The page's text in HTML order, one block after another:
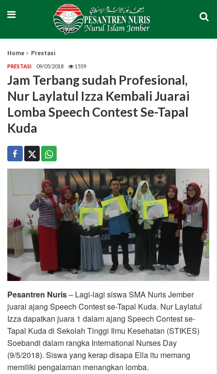
Home Prestasi
PRESTASI 09/05/2018 1559
Jam Terbang sudah Profesional,
Nur Laylatul Izza Kembali Juarai
Lomba Speech Contest Se-Tapal
Kuda
Pesantren Nuris– Lagi-lagi siswa SMA Nuris Jember
juarai ajang Speech Contest se-Tapal Kuda. Nur Laylatul
Izza dapatkan juara 1 dalam ajang Speech Contest se-
Tapal Kuda di Sekolah Tinggi Ilmu Kesehatan (STIKES)
Soebandi dalam rangka International Nurses Day
(9/5/2018). Siswa yang kerap disapa Ella itu memang
memiliki pengalaman menangkan lomba.